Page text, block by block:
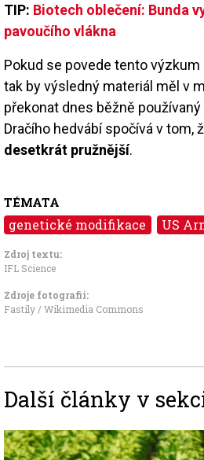
TIP: Biotech oblečení: Bunda
pavoučího vlákna
Pokud se povede tento
tak by výsledný materiál měl v
překonat dnes běžně používaný
Dračího hedvábí spočívá v tom,
desetkrát pružnější.
TÉMATA
genetické modifikace US
Zdroj textu:
IFL Science
Zdroje fotografii:
Fastily / Wikimedia Commons
Další články v
Image